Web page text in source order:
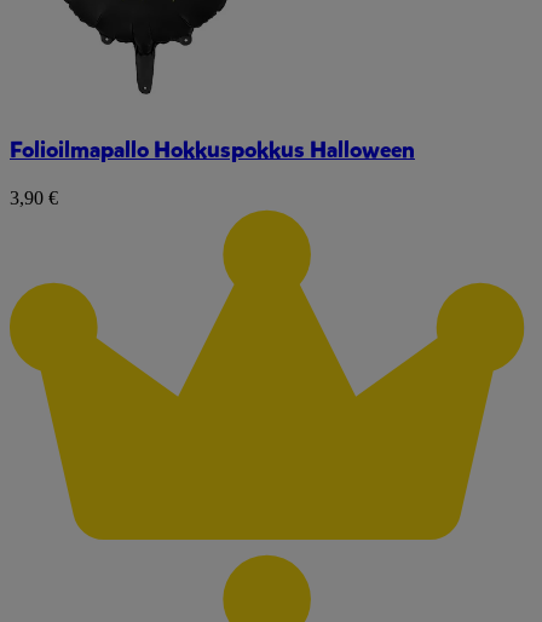
Folioilmapallo Hokkuspokkus Halloween
3,90 €